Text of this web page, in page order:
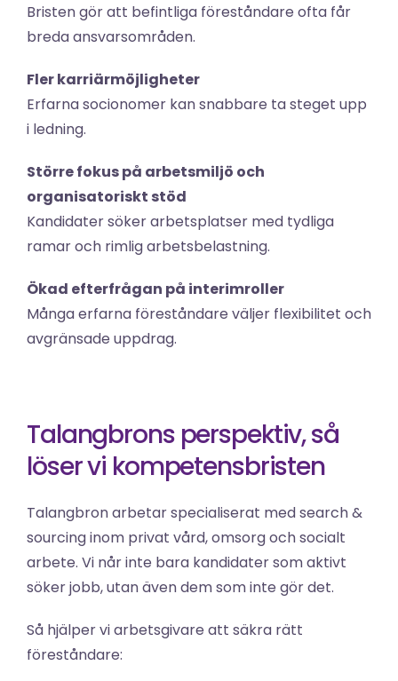
Bristen gör att befintliga föreståndare ofta får
breda ansvarsområden.
Fler karriärmöjligheter
Erfarna socionomer kan snabbare ta steget upp
i ledning.
Större fokus på arbetsmiljö och
organisatoriskt stöd
Kandidater söker arbetsplatser med tydliga
ramar och rimlig arbetsbelastning.
Ökad efterfrågan på interimroller
Många erfarna föreståndare väljer flexibilitet och
avgränsade uppdrag.
Talangbrons perspektiv, så
löser vi kompetensbristen
Talangbron arbetar specialiserat med search &
sourcing inom privat vård, omsorg och socialt
arbete. Vi når inte bara kandidater som aktivt
söker jobb, utan även dem som inte gör det.
Så hjälper vi arbetsgivare att säkra rätt
föreståndare: